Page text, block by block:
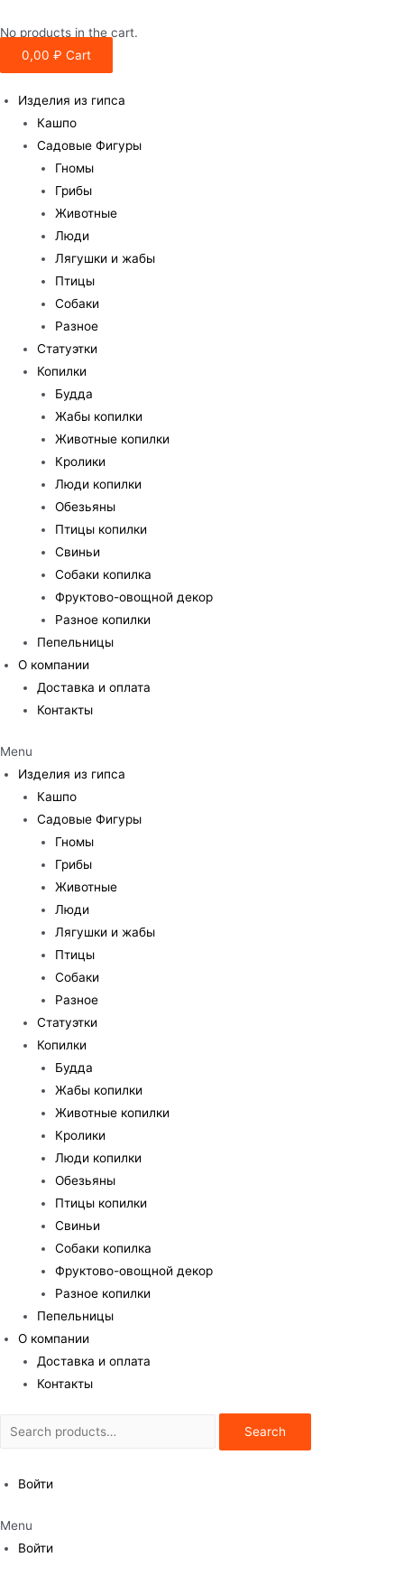
No products in the cart.
0,00 ₽ Cart
Изделия из гипса
Кашпо
Садовые Фигуры
Гномы
Грибы
Животные
Люди
Лягушки и жабы
Птицы
Собаки
Разное
Статуэтки
Копилки
Будда
Жабы копилки
Животные копилки
Кролики
Люди копилки
Обезьяны
Птицы копилки
Свиньи
Собаки копилка
Фруктово-овощной декор
Разное копилки
Пепельницы
О компании
Доставка и оплата
Контакты
Menu
Изделия из гипса
Кашпо
Садовые Фигуры
Гномы
Грибы
Животные
Люди
Лягушки и жабы
Птицы
Собаки
Разное
Статуэтки
Копилки
Будда
Жабы копилки
Животные копилки
Кролики
Люди копилки
Обезьяны
Птицы копилки
Свиньи
Собаки копилка
Фруктово-овощной декор
Разное копилки
Пепельницы
О компании
Доставка и оплата
Контакты
Search
Войти
Menu
Войти